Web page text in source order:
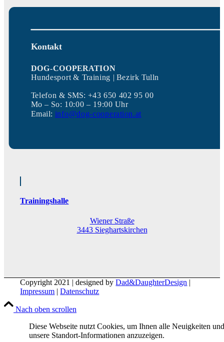
Kontakt
DOG-COOPERATION
Hundesport & Training | Bezirk Tulln
Telefon & SMS: +43 650 402 95 00
Mo – So: 10:00 – 19:00 Uhr
Email: info@dog-cooperation.at
Trainingshalle
Wiener Straße
3443 Sieghartskirchen
Copyright 2021 | designed byDad&DaughterDesign |
Impressum |Datenschutz
Nach oben scrollen
Diese Webseite nutzt Cookies, um Ihnen alle Neuigkeiten und
unsere Standort-Informationen anzuzeigen.